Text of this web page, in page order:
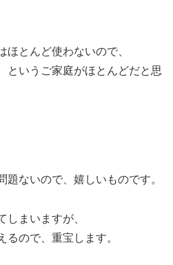
ほとんど使わないので、
というご家庭がほとんどだと思
題ないので、嬉しいものです。
しまいますが、
るので、重宝します。